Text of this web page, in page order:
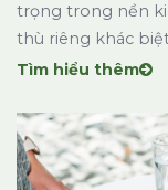
trọng trong nền
thù riêng khác
Tìm hiểu thêm